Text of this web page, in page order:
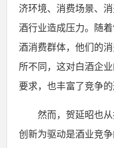
济环境、消费场景、
酒行业造成压力。随着
酒消费群体，他们的消
所不同，这对白酒企
要求，也丰富了竞争的
然而，贺延昭也
创新为驱动是酒业竞